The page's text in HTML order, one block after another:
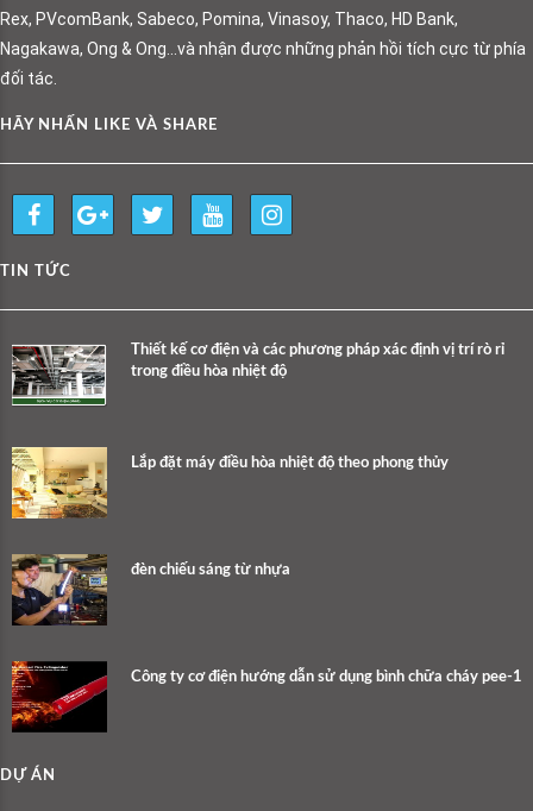
Rex, PVcomBank, Sabeco, Pomina, Vinasoy, Thaco, HD Bank,
Nagakawa, Ong & Ong…và nhận được những phản hồi tích cực từ phía
đối tác.
HÃY NHẤN LIKE VÀ SHARE
TIN TỨC
Thiết kế cơ điện và các phương pháp xác định vị trí rò rỉ
trong điều hòa nhiệt độ
Lắp đặt máy điều hòa nhiệt độ theo phong thủy
đèn chiếu sáng từ nhựa
Công ty cơ điện hướng dẫn sử dụng bình chữa cháy pee-1
DỰ ÁN